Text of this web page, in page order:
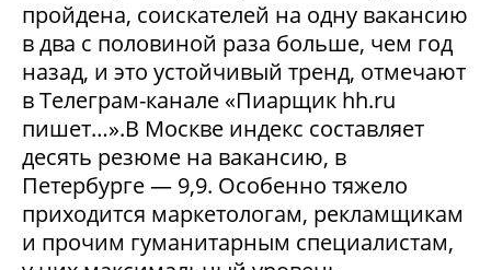
пройдена, соискателей на одну вакансию
в два с половиной раза больше, чем год
назад, и это устойчивый тренд, отмечают
в Телеграм-канале «Пиарщик hh.ru
пишет…».В Москве индекс составляет
десять резюме на вакансию, в
Петербурге — 9,9. Особенно тяжело
приходится маркетологам, рекламщикам
и прочим гуманитарным специалистам,